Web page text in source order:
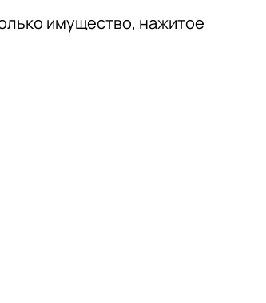
имущество, нажитое